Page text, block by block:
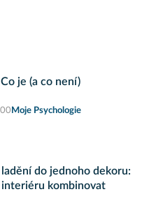
je (a co není)
Moje Psychologie
do jednoho dekoru:
interiéru kombinovat